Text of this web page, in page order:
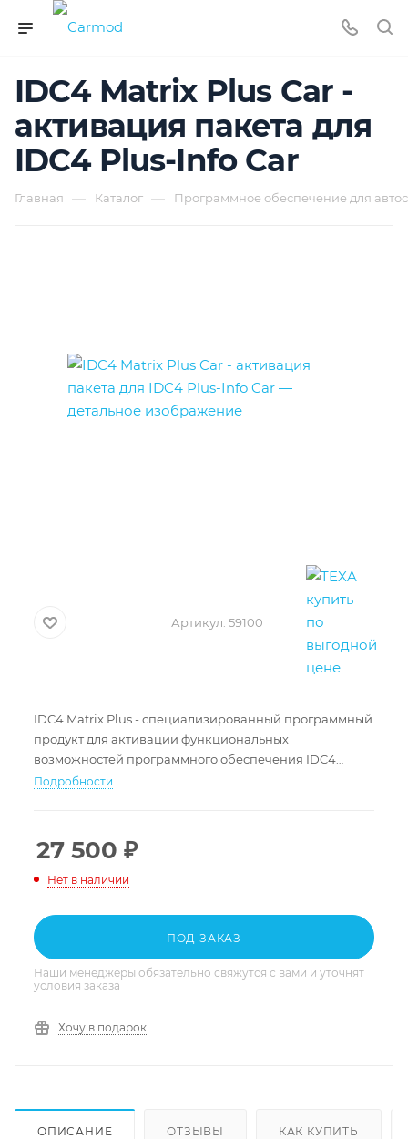
IDC4 Matrix Plus Car -
активация пакета для
IDC4 Plus-Info Car
Главная — Каталог — Программное обеспечение для
Артикул: 59100
IDC4 Matrix Plus - специализированный программный
продукт для активации функциональных
возможностей программного обеспечения IDC4
Matrix Plus для владельцев лицензии IDC4 Plus-Info
Подробности
27 500 ₽
Нет в наличии
ПОД ЗАКАЗ
Наши менеджеры обязательно свяжутся с вами и уточнят
условия заказа
Хочу в подарок
ОПИСАНИЕ ОТЗЫВЫ КАК КУПИТЬ